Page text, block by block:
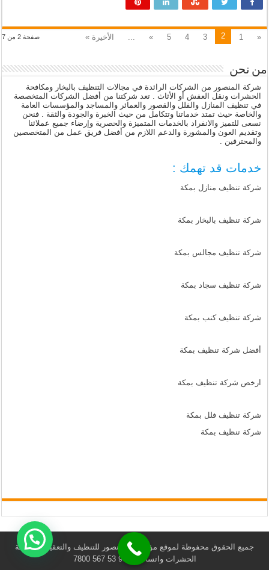
صفحة 2 من 7 «
1
2
3
4
5
»
... الأخيرة »
من نحن
شركة المنصور من الشركات الرائدة في مجالات التنظيف بالبخار ومكافحة
الحشرات ونقل العفش أو الأثاث . تعد شركتنا من أفضل الشركات المتخصصة
في تنظيف المنازل والفلل والقصور والعمائر والمساجد والمؤسسات العامة
والخاصة حيث تمتد خدماتنا وتتكامل من حيث الخبرة والجودة والثقة . فنحن
نسعى للتميز والانفراد بالخدمات المتميزة والحصرية وإرضاء جميع عملائنا
وتقديم العون والمشورة والدعم اللازم من أفضل فريق عمل من المتخصصين
والمحترفين .
خدمات قد تهمك :
شركة تنظيف منازل بمكة
شركة تنظيف بالبخار بمكة
شركة تنظيف مجالس بمكة
شركة تنظيف سجاد بمكة
شركة تنظيف كنب بمكة
أفضل شركة تنظيف بمكة
ارخص شركة تنظيف بمكة
شركة تنظيف فلل بمكة
شركة تنظيف بمكة
جميع الحقوق محفوظة لموقع مؤسسة المنصور للتنظيف والتعقيم ومكافحة
الحشرات واتساب +966 53 567 7800